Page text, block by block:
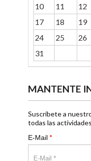
10
11 12
17
18 19
24
25 26
31
MANTENTE
Suscríbete a
todas las
E-Mail *